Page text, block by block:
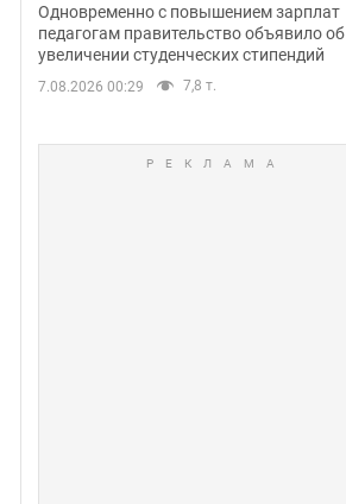
Одновременно с повышением зарплат
педагогам правительство объявило об
увеличении студенческих стипендий
7.08.2026 00:29 7,8 т.